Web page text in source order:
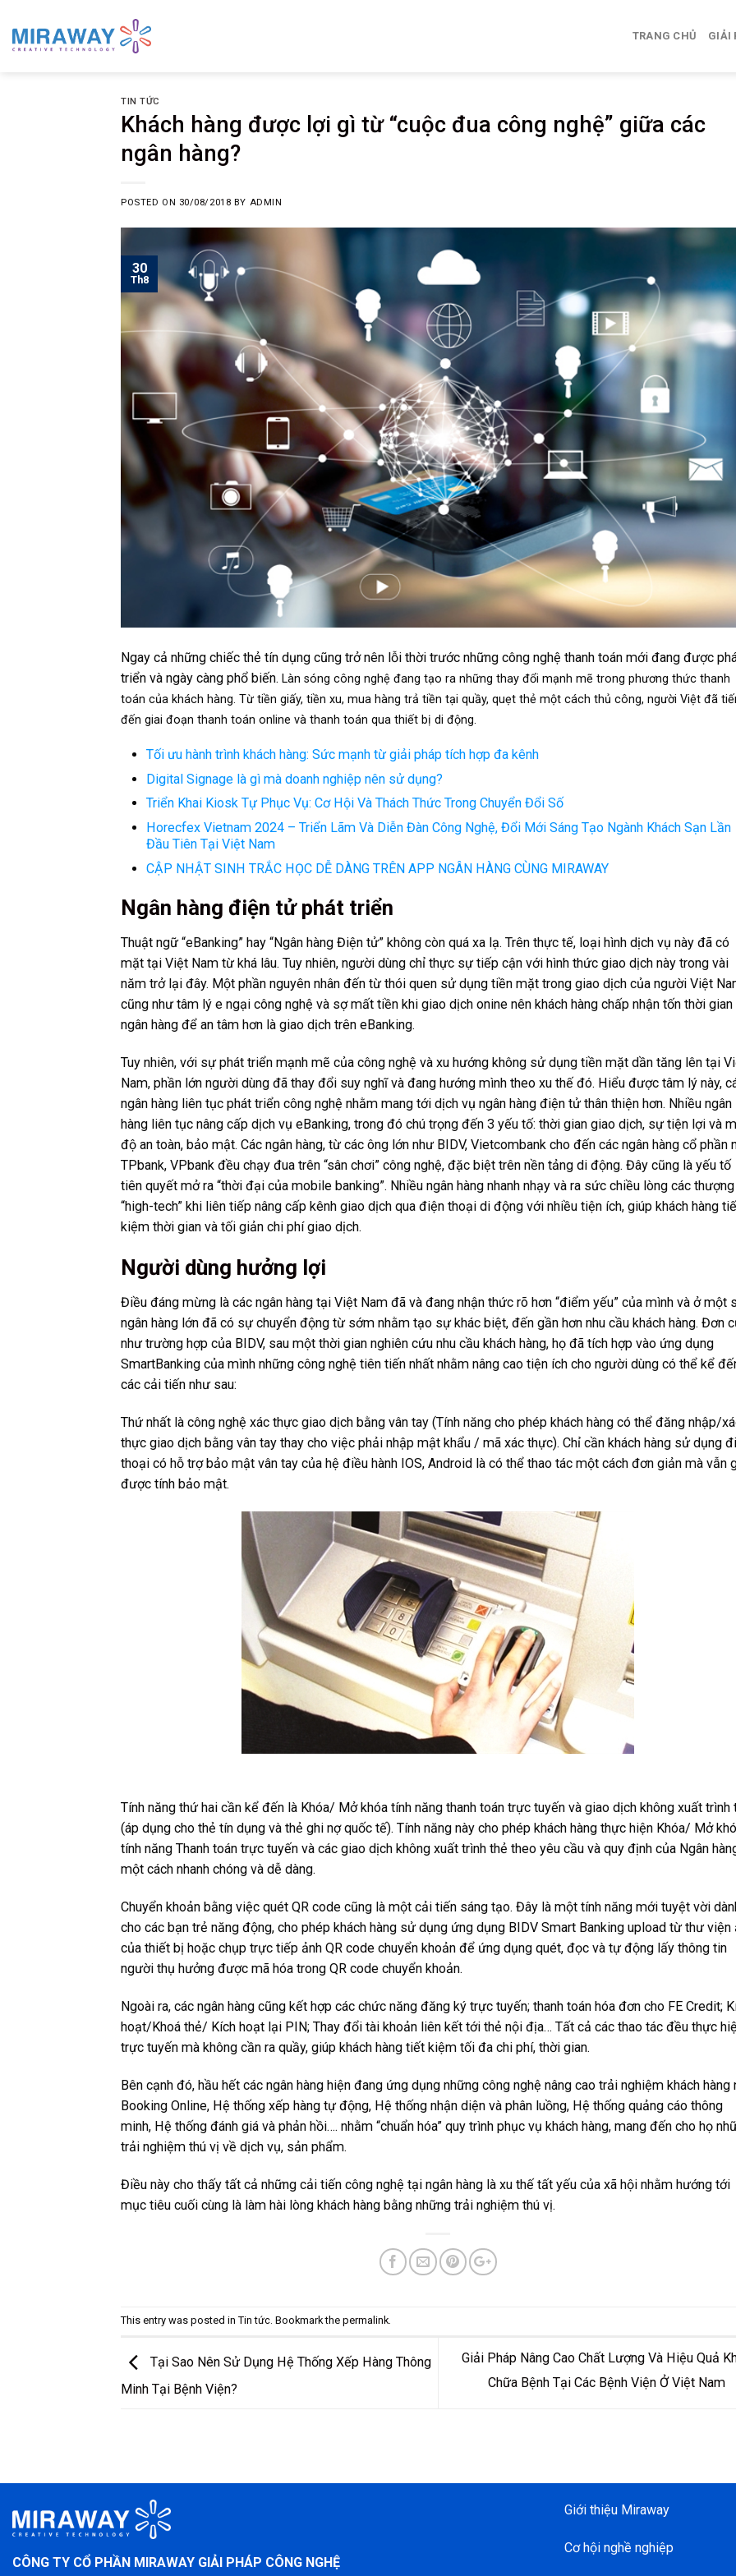
content
TRANG CHỦ GIẢI
TIN TỨC
Khách hàng được lợi gì từ “cuộc đua công nghệ” giữa các
ngân hàng?
POSTED ON 30/08/2018 BY ADMIN
30
Th8
Ngay cả những chiếc thẻ tín dụng cũng trở nên lỗi thời trước những công nghệ thanh toán mới đang được
triển và ngày càng phổ biến. Làn sóng công nghệ đang tạo ra những thay đổi mạnh mẽ trong phương thức thanh
toán của khách hàng. Từ tiền giấy, tiền xu, mua hàng trả tiền tại quầy, quẹt thẻ một cách thủ công, người Việt đã
đến giai đoạn thanh toán online và thanh toán qua thiết bị di động.
Tối ưu hành trình khách hàng: Sức mạnh từ giải pháp tích hợp đa kênh
Digital Signage là gì mà doanh nghiệp nên sử dụng?
Triển Khai Kiosk Tự Phục Vụ: Cơ Hội Và Thách Thức Trong Chuyển Đổi Số
Horecfex Vietnam 2024 – Triển Lãm Và Diễn Đàn Công Nghệ, Đổi Mới Sáng Tạo Ngành Khách Sạn Lần
Đầu Tiên Tại Việt Nam
CẬP NHẬT SINH TRẮC HỌC DỄ DÀNG TRÊN APP NGÂN HÀNG CÙNG MIRAWAY
Ngân hàng điện tử phát triển
Thuật ngữ “eBanking” hay “Ngân hàng Điện tử” không còn quá xa lạ. Trên thực tế, loại hình dịch vụ này đã có
mặt tại Việt Nam từ khá lâu. Tuy nhiên, người dùng chỉ thực sự tiếp cận với hình thức giao dịch này trong vài
năm trở lại đây. Một phần nguyên nhân đến từ thói quen sử dụng tiền mặt trong giao dịch của người Việt
cũng như tâm lý e ngại công nghệ và sợ mất tiền khi giao dịch onine nên khách hàng chấp nhận tốn thời gian
ngân hàng để an tâm hơn là giao dịch trên eBanking.
Tuy nhiên, với sự phát triển mạnh mẽ của công nghệ và xu hướng không sử dụng tiền mặt dần tăng lên tại
Nam, phần lớn người dùng đã thay đổi suy nghĩ và đang hướng mình theo xu thế đó. Hiểu được tâm lý này,
ngân hàng liên tục phát triển công nghệ nhằm mang tới dịch vụ ngân hàng điện tử thân thiện hơn. Nhiều ngân
hàng liên tục nâng cấp dịch vụ eBanking, trong đó chú trọng đến 3 yếu tố: thời gian giao dịch, sự tiện lợi và
độ an toàn, bảo mật. Các ngân hàng, từ các ông lớn như BIDV, Vietcombank cho đến các ngân hàng cổ phần
TPbank, VPbank đều chạy đua trên “sân chơi” công nghệ, đặc biệt trên nền tảng di động. Đây cũng là yếu tố
tiên quyết mở ra “thời đại của mobile banking”. Nhiều ngân hàng nhanh nhạy và ra sức chiều lòng các
“high-tech” khi liên tiếp nâng cấp kênh giao dịch qua điện thoại di động với nhiều tiện ích, giúp khách hàng
kiệm thời gian và tối giản chi phí giao dịch.
Người dùng hưởng lợi
Điều đáng mừng là các ngân hàng tại Việt Nam đã và đang nhận thức rõ hơn “điểm yếu” của mình và ở một
ngân hàng lớn đã có sự chuyển động từ sớm nhằm tạo sự khác biệt, đến gần hơn nhu cầu khách hàng. Đơn
như trường hợp của BIDV, sau một thời gian nghiên cứu nhu cầu khách hàng, họ đã tích hợp vào ứng dụng
SmartBanking của mình những công nghệ tiên tiến nhất nhằm nâng cao tiện ích cho người dùng có thể kể
các cải tiến như sau:
Thứ nhất là công nghệ xác thực giao dịch bằng vân tay (Tính năng cho phép khách hàng có thể đăng nhập/
thực giao dịch bằng vân tay thay cho việc phải nhập mật khẩu / mã xác thực). Chỉ cần khách hàng sử dụng
thoại có hỗ trợ bảo mật vân tay của hệ điều hành IOS, Android là có thể thao tác một cách đơn giản mà vẫn
được tính bảo mật.
Tính năng thứ hai cần kể đến là Khóa/ Mở khóa tính năng thanh toán trực tuyến và giao dịch không xuất trình
(áp dụng cho thẻ tín dụng và thẻ ghi nợ quốc tế). Tính năng này cho phép khách hàng thực hiện Khóa/ Mở
tính năng Thanh toán trực tuyến và các giao dịch không xuất trình thẻ theo yêu cầu và quy định của Ngân
một cách nhanh chóng và dễ dàng.
Chuyển khoản bằng việc quét QR code cũng là một cải tiến sáng tạo. Đây là một tính năng mới tuyệt vời
cho các bạn trẻ năng động, cho phép khách hàng sử dụng ứng dụng BIDV Smart Banking upload từ thư viện
của thiết bị hoặc chụp trực tiếp ảnh QR code chuyển khoản để ứng dụng quét, đọc và tự động lấy thông tin
người thụ hưởng được mã hóa trong QR code chuyển khoản.
Ngoài ra, các ngân hàng cũng kết hợp các chức năng đăng ký trực tuyến; thanh toán hóa đơn cho FE Credit;
hoạt/Khoá thẻ/ Kích hoạt lại PIN; Thay đổi tài khoản liên kết tới thẻ nội địa… Tất cả các thao tác đều thực
trực tuyến mà không cần ra quầy, giúp khách hàng tiết kiệm tối đa chi phí, thời gian.
Bên cạnh đó, hầu hết các ngân hàng hiện đang ứng dụng những công nghệ nâng cao trải nghiệm khách hàng
Booking Online, Hệ thống xếp hàng tự động, Hệ thống nhận diện và phân luồng, Hệ thống quảng cáo thông
minh, Hệ thống đánh giá và phản hồi…. nhằm “chuẩn hóa” quy trình phục vụ khách hàng, mang đến cho họ
trải nghiệm thú vị về dịch vụ, sản phẩm.
Điều này cho thấy tất cả những cải tiến công nghệ tại ngân hàng là xu thế tất yếu của xã hội nhằm hướng tới
mục tiêu cuối cùng là làm hài lòng khách hàng bằng những trải nghiệm thú vị.
This entry was posted inTin tức. Bookmark the permalink.
Tại Sao Nên Sử Dụng Hệ Thống Xếp Hàng Thông
Minh Tại Bệnh Viện?
Giải Pháp Nâng Cao Chất Lượng Và Hiệu Quả
Chữa Bệnh Tại Các Bệnh Viện Ở Việt Nam
CÔNG TY CỔ PHẦN MIRAWAY GIẢI PHÁP CÔNG NGHỆ
Giới thiệu Miraway
Cơ hội nghề nghiệp